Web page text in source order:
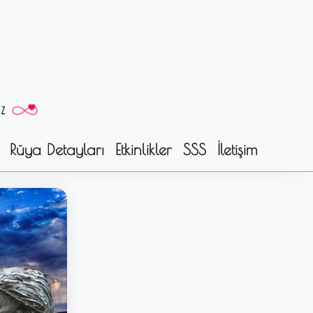
Rüya Detayları Etkinlikler SSS İletişim